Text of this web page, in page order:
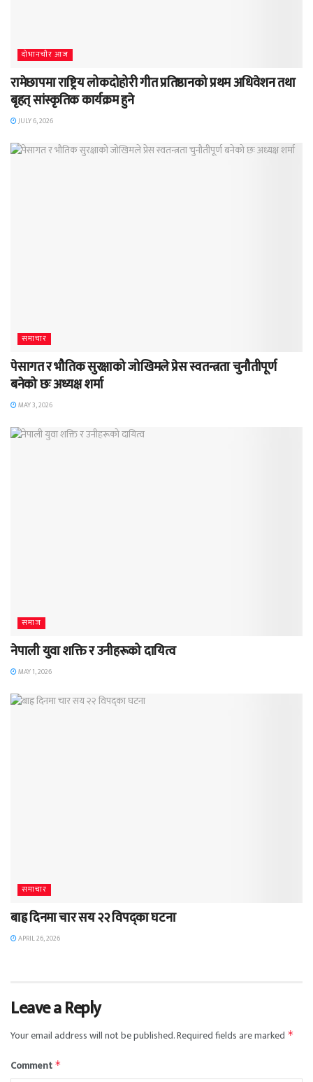
दाेभानचाैर आज
रामेछापमा राष्ट्रिय लोकदोहोरी गीत प्रतिष्ठानको प्रथम अधिवेशन तथा
बृहत् सांस्कृतिक कार्यक्रम हुने
JULY 6, 2026
समाचार
पेसागत र भौतिक सुरक्षाको जोखिमले प्रेस स्वतन्त्रता चुनौतीपूर्ण
बनेको छः अध्यक्ष शर्मा
MAY 3, 2026
समाज
नेपाली युवा शक्ति र उनीहरूको दायित्व
MAY 1, 2026
समाचार
बाह्र दिनमा चार सय २२ विपद्का घटना
APRIL 26, 2026
Leave a Reply
Your email address will not be published.Required fields are marked *
Comment *